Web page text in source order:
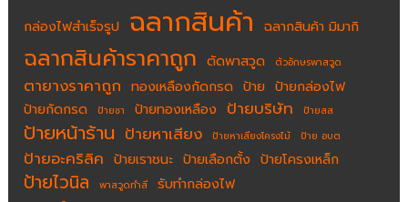
กล่องไฟสำเร็จรูป ฉลากสินค้า ฉลากสินค้า มิมากิ
ฉลากสินค้าราคาถูก ตัดพาสวูด ตัวอักษรพาสวูด
ตายางราคาถูก ทองเหลืองกัดกรด ป้าย ป้ายกล่องไฟ
ป้ายกัดกรด
ป้ายชา ป้ายทองเหลือง ป้ายบริษัท ป้ายสส
ป้ายหน้าร้าน ป้ายหาเสียง ป้ายหาเสียงโครงไม้ ป้าย อบต
ป้ายอะคริลิค ป้ายเราชนะ ป้ายเลือกตั้ง ป้ายโครงเหล็ก
ป้ายไวนิล พาสวูดทำสี รับทำกล่องไฟ